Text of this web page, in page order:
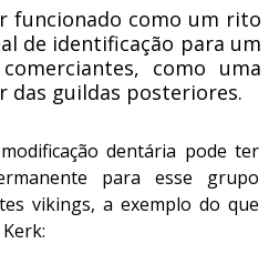
funcionado como um rito
de identificação para um
como uma
das guildas posteriores.
dentária pode ter
para esse grupo
vikings, a exemplo do que